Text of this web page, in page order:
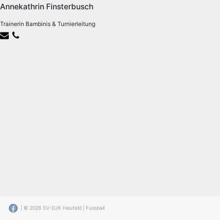
Annekathrin Finsterbusch
Trainerin Bambinis & Turnierleitung
| © 2026 SV-DJK Heufeld | Fussball